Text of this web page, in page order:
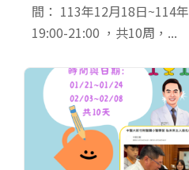
間： 113年12月18日~114
19:00-21:00 ，共10周，...